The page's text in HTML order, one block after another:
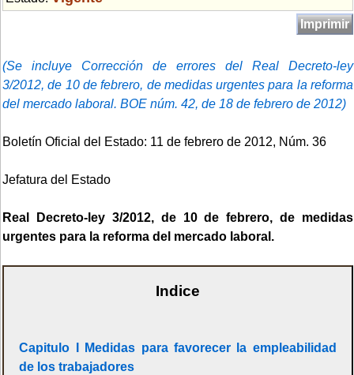
Imprimir
(Se incluye Corrección de errores del Real Decreto-ley
3/2012, de 10 de febrero, de medidas urgentes para la reforma
del mercado laboral. BOE núm. 42, de 18 de febrero de 2012)
Boletín Oficial del Estado: 11 de febrero de 2012, Núm. 36
Jefatura del Estado
Real Decreto-ley 3/2012, de 10 de febrero, de medidas
urgentes para la reforma del mercado laboral.
Indice
Capitulo I Medidas para favorecer la empleabilidad
de los trabajadores